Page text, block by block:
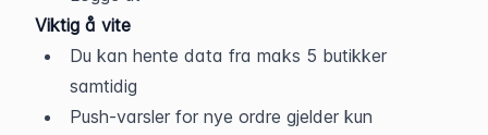
Viktig å vite
Du kan hente data fra maks 5 butikker
samtidig
Push-varsler for nye ordre gjelder kun